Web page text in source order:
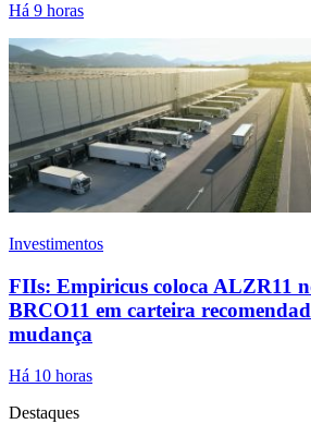
Há 9 horas
Investimentos
FIIs: Empiricus coloca ALZR11
BRCO11 em carteira
mudança
Há 10 horas
Destaques